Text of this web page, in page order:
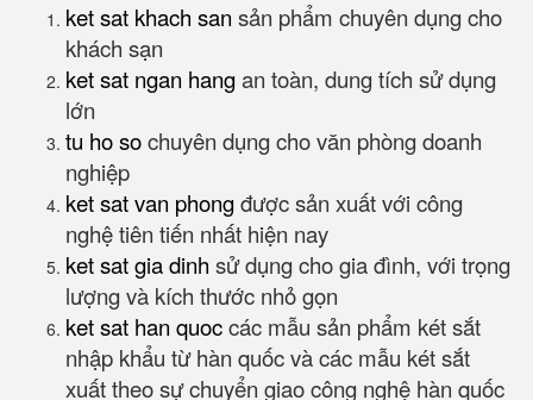
ket sat khach san sản phẩm chuyên dụng cho
khách sạn
ket sat ngan hangan toàn, dung tích sử dụng
lớn
tu ho sochuyên dụng cho văn phòng doanh
nghiệp
ket sat van phongđược sản xuất với công
nghệ tiên tiến nhất hiện nay
ket sat gia dinh sử dụng cho gia đình, với trọng
lượng và kích thước nhỏ gọn
ket sat han quoccác mẫu sản phẩm két sắt
nhập khẩu từ hàn quốc và các mẫu két sắt
xuất theo sự chuyển giao công nghệ hàn quốc